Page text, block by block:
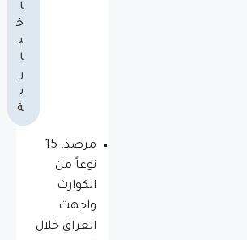
ا
خ
ب
ا
ر
ي
ة
مرصد: 15
نوعاً من
الكوارث
واجهت
العراق خلال